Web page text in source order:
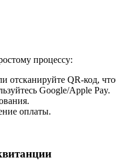
процессу:
отсканируйте QR-код,
Google/Apple Pay.
оплаты.